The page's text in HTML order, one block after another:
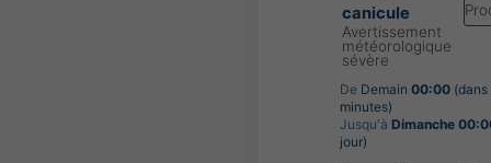
canicule
Avertissement
météorologique
sévère
De Demain 00:00 (dans
minutes)
Jusqu'à Dimanche
jour)